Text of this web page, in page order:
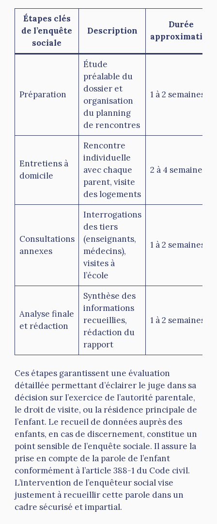
Étapes clés
de l’enquête
sociale
Description
Durée
approximative
Préparation
Étude
préalable du
dossier et
organisation
du planning
de rencontres
1 à 2 semaines
Entretiens à
domicile
Rencontre
individuelle
avec chaque
parent, visite
des logements
2 à 4 semaines
Consultations
annexes
Interrogations
des tiers
(enseignants,
médecins),
visites à
l’école
1 à 2 semaines
Analyse finale
et rédaction
Synthèse des
informations
recueillies,
rédaction du
rapport
1 à 2 semaines
Ces étapes garantissent une évaluation
détaillée permettant d’éclairer le juge dans sa
décision sur l’exercice de l’autorité parentale,
le droit de visite, ou la résidence principale de
l’enfant. Le recueil de données auprès des
enfants, en cas de discernement, constitue un
point sensible de l’enquête sociale. Il assure la
prise en compte de la parole de l’enfant
conformément à l’article 388-1 du Code civil.
L’intervention de l’enquêteur social vise
justement à recueillir cette parole dans un
cadre sécurisé et impartial.